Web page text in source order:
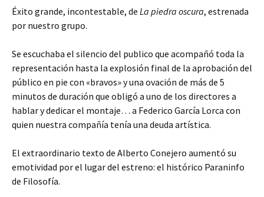
Éxito grande, incontestable, de La piedra oscura, estrenada
por nuestro grupo.
Se escuchaba el silencio del publico que acompañó toda la
representación hasta la explosión final de la aprobación del
público en pie con «bravos» y una ovación de más de 5
minutos de duración que obligó a uno de los directores a
hablar y dedicar el montaje… a Federico García Lorca con
quien nuestra compañía tenía una deuda artística.
El extraordinario texto de Alberto Conejero aumentó su
emotividad por el lugar del estreno: el histórico Paraninfo
de Filosofía.